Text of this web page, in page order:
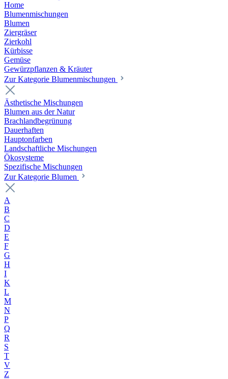
Home
Blumenmischungen
Blumen
Ziergräser
Zierkohl
Kürbisse
Gemüse
Gewürzpflanzen & Kräuter
Zur Kategorie Blumenmischungen
Ästhetische Mischungen
Blumen aus der Natur
Brachlandbegrünung
Dauerhaften
Hauptonfarben
Landschaftliche Mischungen
Ökosysteme
Spezifische Mischungen
Zur Kategorie Blumen
A
B
C
D
E
F
G
H
I
K
L
M
N
P
Q
R
S
T
V
Z